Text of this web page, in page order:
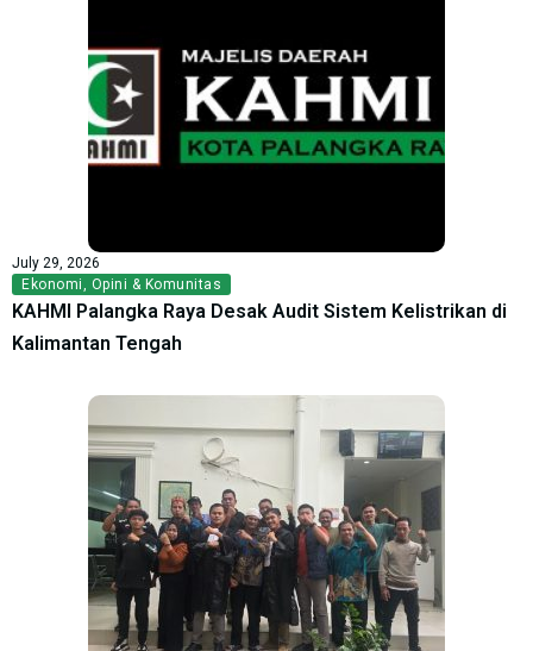
July 29, 2026
Ekonomi, Opini & Komunitas
KAHMI Palangka Raya Desak Audit Sistem Kelistrikan di
Kalimantan Tengah